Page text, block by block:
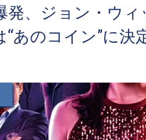
発、ジョン・ウ
“あのコイン”に決